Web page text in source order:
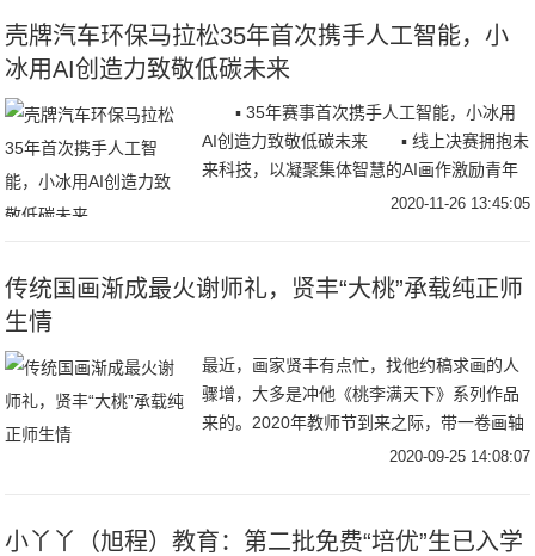
壳牌汽车环保马拉松35年首次携手人工智能，小
冰用AI创造力致敬低碳未来
▪ 35年赛事首次携手人工智能，小冰用
AI创造力致敬低碳未来 ▪ 线上决赛拥抱未
来科技，以凝聚集体智慧的AI画作激励青年
学子持续创新 11月25日，202020-11-26 13:45:05
传统国画渐成最火谢师礼，贤丰“大桃”承载纯正师
生情
最近，画家贤丰有点忙，找他约稿求画的人
骤增，大多是冲他《桃李满天下》系列作品
来的。2020年教师节到来之际，带一卷画轴
拜访恩师，将典雅脱俗、寓意纯正的传统国
2020-09-25 14:08:07
小丫丫（旭程）教育：第二批免费“培优”生已入学